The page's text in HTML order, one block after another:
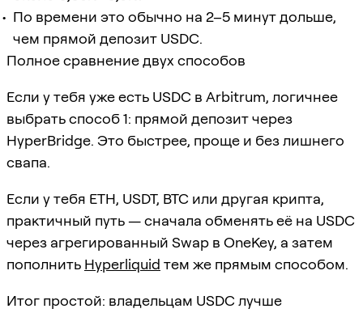
По времени это обычно на 2–5 минут дольше,
чем прямой депозит USDC.
Полное сравнение двух способов
Если у тебя уже есть USDC в Arbitrum, логичнее
выбрать способ 1: прямой депозит через
HyperBridge. Это быстрее, проще и без лишнего
свапа.
Если у тебя ETH, USDT, BTC или другая крипта,
практичный путь — сначала обменять её на USDC
через агрегированный Swap в OneKey, а затем
пополнить Hyperliquid тем же прямым способом.
Итог простой: владельцам USDC лучше